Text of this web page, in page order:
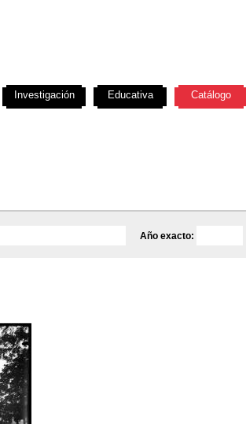
Año exacto:
Investigación Educativa Catálogo